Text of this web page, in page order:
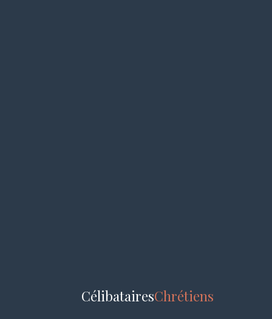
CélibatairesChrétiens